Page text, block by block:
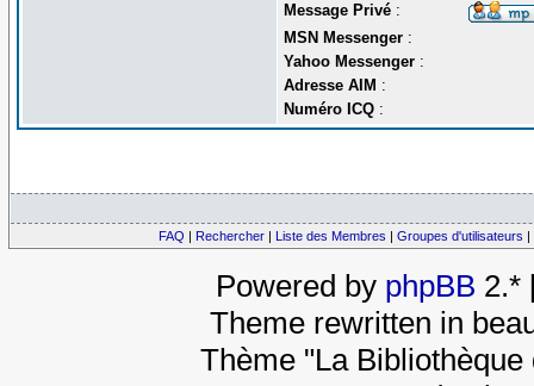
Message Privé:
MSN Messenger:
Yahoo Messenger:
Adresse AIM :
Numéro ICQ:
FAQ | Rechercher | Liste des Membres | Groupes d'utilisateurs |
Powered by phpBB 2.*
Theme rewritten in
Thème "La